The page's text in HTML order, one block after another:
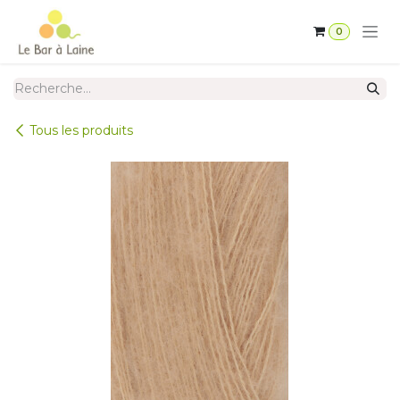
Se rendre au contenu
0
Tous les produits